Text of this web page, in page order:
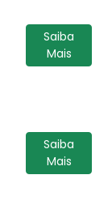
Saiba
Mais
Saiba
Mais